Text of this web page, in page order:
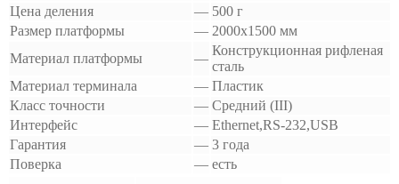
Цена деления
— 500 г
Размер платформы
— 2000x1500 мм
Материал платформы
—
Конструкционная рифленая
сталь
Материал терминала
— Пластик
Класс точности
— Средний (III)
Интерфейс
— Ethernet,RS-232,USB
Гарантия
— 3 года
Поверка
— есть